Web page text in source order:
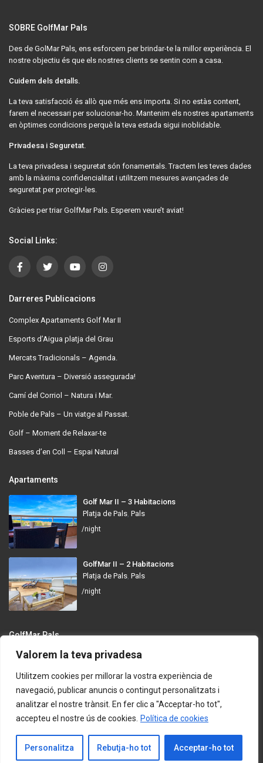
Valorem la teva privadesa
Utilitzem cookies per millorar la vostra experiència de
navegació, publicar anuncis o contingut personalitzats i
analitzar el nostre trànsit. En fer clic a "Acceptar-ho tot",
accepteu el nostre ús de cookies.
Política de cookies
Personalitza Rebutja-ho tot Acceptar-ho tot
SOBRE GolfMar Pals
Des de GolMar Pals, ens esforcem per brindar-te la millor experiència. El
nostre objectiu és que els nostres clients se sentin com a casa.
Cuidem dels detalls.
La teva satisfacció és allò que més ens importa. Si no estàs content,
farem el necessari per solucionar-ho. Mantenim els nostres apartaments
en òptimes condicions perquè la teva estada sigui inoblidable.
Privadesa i Seguretat.
La teva privadesa i seguretat són fonamentals. Tractem les teves dades
amb la màxima confidencialitat i utilitzem mesures avançades de
seguretat per protegir-les.
Gràcies per triar GolfMar Pals. Esperem veure’t aviat!
Social Links:
Darreres Publicacions
Complex Apartaments Golf Mar II
Esports d’Aigua platja del Grau
Mercats Tradicionals – Agenda.
Parc Aventura – Diversió assegurada!
Camí del Corriol – Natura i Mar.
Poble de Pals – Un viatge al Passat.
Golf – Moment de Relaxar-te
Basses d’en Coll – Espai Natural
Apartaments
Golf Mar II – 3 Habitacions
Platja de Pals, Pals
/night
GolfMar II – 2 Habitacions
Platja de Pals, Pals
/night
GolfMar Pals
Avinguda dels Arenals de Mar, 372, 17256 Pals, Girona
info@golfmarpals.com
https://golfmarpals.com/
Política de Privadesa i Condicions d’Ús
Contacta amb Nosaltres